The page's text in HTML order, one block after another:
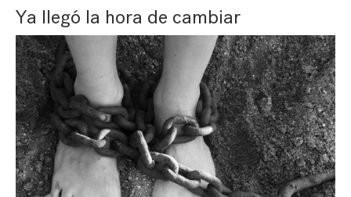
Ya llegó la hora de cambiar